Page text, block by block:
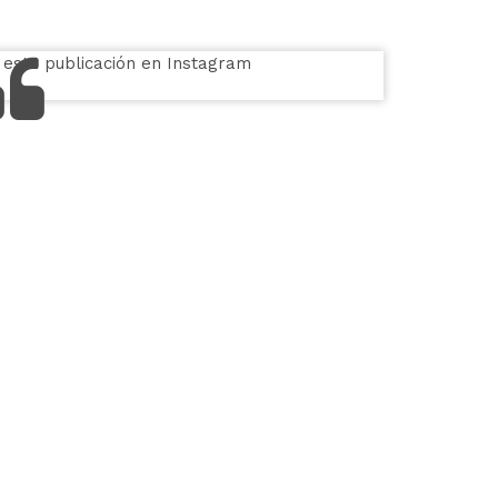
esta publicación en Instagram